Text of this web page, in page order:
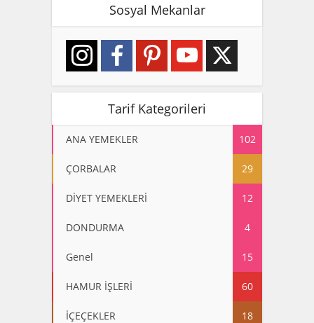
Sosyal Mekanlar
Tarif Kategorileri
ANA YEMEKLER 102
ÇORBALAR 29
DİYET YEMEKLERİ 12
DONDURMA 4
Genel 15
HAMUR İŞLERİ 60
İÇEÇEKLER 18